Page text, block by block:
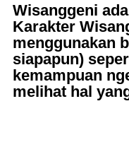
Wisanggeni
Karakter
menggunakan
siapapun)
kemampuan
melihat hal